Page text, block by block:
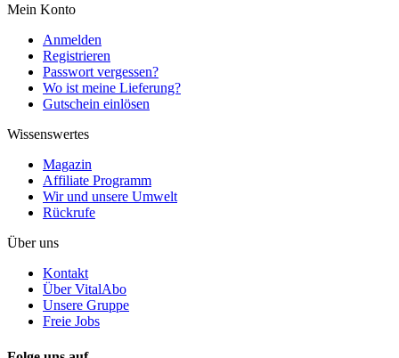
Mein Konto
Anmelden
Registrieren
Passwort vergessen?
Wo ist meine Lieferung?
Gutschein einlösen
Wissenswertes
Magazin
Affiliate Programm
Wir und unsere Umwelt
Rückrufe
Über uns
Kontakt
Über VitalAbo
Unsere Gruppe
Freie Jobs